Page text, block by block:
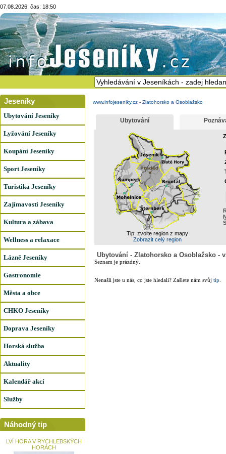
07.08.2026, čas: 18:50
Jeseníky
Ubytování Jeseníky
Lyžování Jeseníky
Koupání Jeseníky
Sport Jeseníky
Turistika Jeseníky
Zajímavosti Jeseníky
Kultura a zábava
Wellness a relaxace
Lázně Jeseníky
Gastronomie
Města a obce
CHKO Jeseníky
Doprava Jeseníky
Horská služba
Aktuality
Kalendář akcí
Služby
Náhodný tip
LVÍ HORA V RYCHLEBSKÝCH
HORÁCH
www.infojeseniky.cz - Zlatohorsko a Osoblažsko
Ubytování
Tip: zvolte region z mapy
Zobrazit celý region
Ubytování - Zlatohorsko a Osoblažsko -
Seznam je prázdný.
Nenašli jste u nás, co jste hledali? Zašlete nám svůj tip